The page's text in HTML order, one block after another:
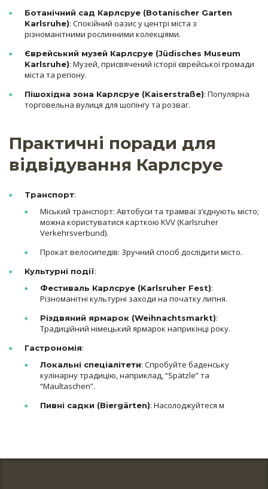
Ботанічний сад Карлсруе (Botanischer Garten
Karlsruhe): Спокійний оазис у центрі міста з
різноманітними рослинними колекціями.
Єврейський музей Карлсруе (Jüdisches Museum
Karlsruhe): Музей, присвячений історії єврейської громади
міста та регіону.
Пішохідна зона Карлсруе (Kaiserstraße): Популярна
торговельна вулиця для шопінгу та розваг.
Практичні поради для
відвідування Карлсруе
Транспорт:
Міський транспорт: Автобуси та трамваї з’єднують місто;
можна користуватися карткою KVV (Karlsruher
Verkehrsverbund).
Прокат велосипедів: Зручний спосіб дослідити місто.
Культурні події:
Фестиваль Карлсруе (Karlsruher Fest):
Різноманітні культурні заходи на початку липня.
Різдвяний ярмарок (Weihnachtsmarkt):
Традиційний німецький ярмарок наприкінці року.
Гастрономія:
Локальні спеціалітети: Спробуйте баденську
кулінарну традицію, наприклад, “Spätzle” та
“Maultaschen”.
Пивні садки (Biergärten): Насолоджуйтеся м